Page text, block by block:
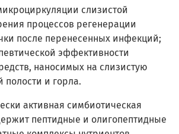
слизистой
процессов регенерации
после перенесенных инфекций;
эффективности
наносимых на слизистую
полости и горла.
активная симбиотическая
пептидные и олигопептидные